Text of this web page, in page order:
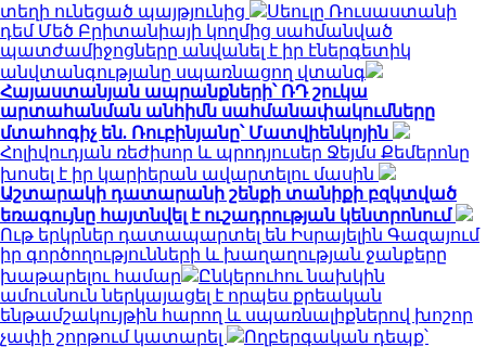
տեղի ունեցած պայթյունից
Սեուլը Ռուսաստանի
դեմ Մեծ Բրիտանիայի կողմից սահմանված
պատժամիջոցները անվանել է իր էներգետիկ
անվտանգությանը սպառնացող վտանգ
Հայաստանյան ապրանքների՝ ՌԴ շուկա
արտահանման անհիմն սահմանափակումները
մտահոգիչ են. Ռուբինյանը՝ Մատվիենկոյին
Հոլիվուդյան ռեժիսոր և պրոդյուսեր Ջեյմս Քեմերոնը
խոսել է իր կարիերան ավարտելու մասին
Աշտարակի դատարանի շենքի տանիքի բզկտված
եռագույնը հայտնվել է ուշադրության կենտրոնում
Ութ երկրներ դատապարտել են Իսրայելին Գազայում
իր գործողությունների և խաղաղության ջանքերը
խաթարելու համար
Ընկերուհու նախկին
ամուսնուն ներկայացել է որպես քրեական
ենթամշակույթին հարող և սպառնալիքներով խոշոր
չափի շորթում կատարել
Ողբերգական դեպք՝